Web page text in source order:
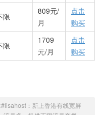
限
809元/
月
点击
购买
限
1709
元/月
点击
购买
：新上香港有线宽屏